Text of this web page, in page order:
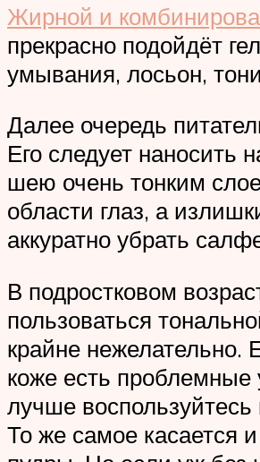
Жирной и
прекрасно подойдёт
умывания, лосьон,
Далее очередь
Его следует наносить
шею очень тонким
области глаз, а
аккуратно убрать
В подростковом
пользоваться
крайне нежелательно.
коже есть проблемные
лучше воспользуйтесь
То же самое касается